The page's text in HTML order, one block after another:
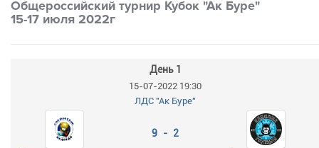
Волгоград
Сайт РХЛ-НН
Общероссийский турнир Кубок "Ак Буре"
15-17 июля 2022г
День 1
15-07-2022 19:30
ЛДС "Ак Буре"
9 - 2